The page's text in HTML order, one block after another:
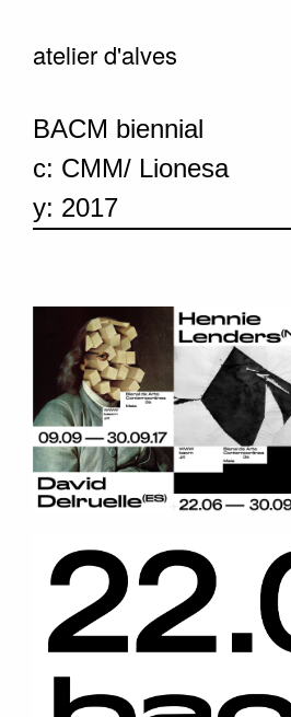
atelier d'alves
BACM biennial
c: CMM/ Lionesa
y: 2017